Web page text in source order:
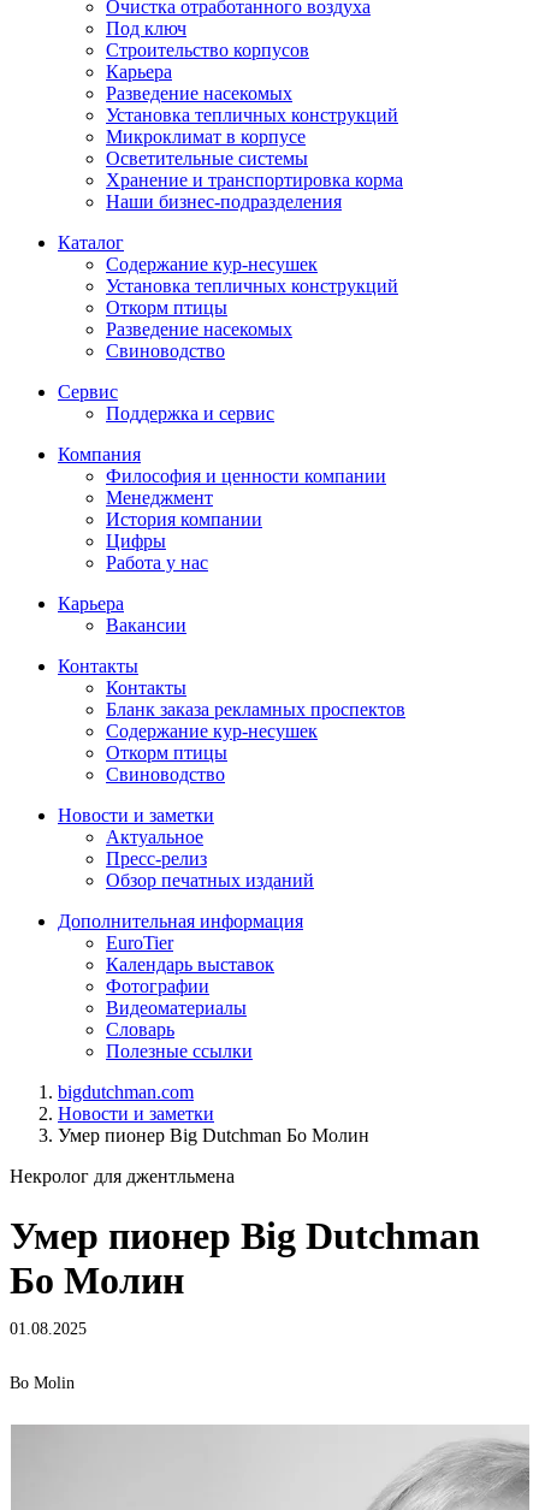
Очистка отработанного воздуха
Под ключ
Строительство корпусов
Карьера
Разведение насекомых
Установка тепличных конструкций
Микроклимат в корпусе
Осветительные системы
Хранение и транспортировка корма
Наши бизнес-подразделения
Каталог
Содержание кур-несушек
Установка тепличных конструкций
Откорм птицы
Разведение насекомых
Свиноводство
Сервис
Поддержка и сервис
Компания
Философия и ценности компании
Менеджмент
История компании
Цифры
Работа у нас
Карьера
Вакансии
Контакты
Контакты
Бланк заказа рекламных проспектов
Содержание кур-несушек
Откорм птицы
Свиноводство
Новости и заметки
Актуальное
Пресс-релиз
Обзор печатных изданий
Дополнительная информация
EuroTier
Календарь выставок
Фотографии
Видеоматериалы
Словарь
Полезные ссылки
bigdutchman.com
Новости и заметки
Умер пионер Big Dutchman Бо Молин
Некролог для джентльмена
Умер пионер Big Dutchman
Бо Молин
01.08.2025
Bo Molin